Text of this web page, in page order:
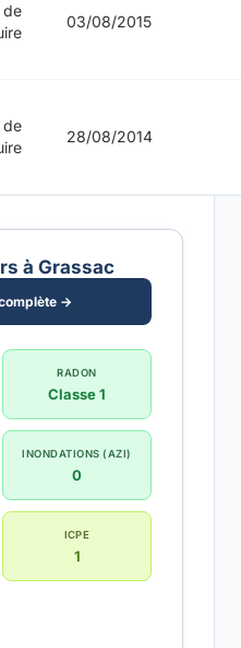
de
03/08/2015
de
28/08/2014
à Grassac
→
RADON
Classe 1
INONDATIONS (AZI)
0
ICPE
1